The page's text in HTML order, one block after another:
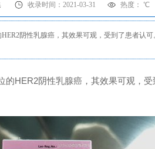
收录时间：2021-03-31 热度： ℃
HER2阴性乳腺癌，其效果可观，受到了患者认
的HER2阴性乳腺癌 ，其效果可观，